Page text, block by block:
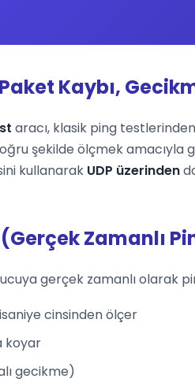
Kaybı,
aracı, klasik ping
şekilde ölçmek amacıyla
kullanarak UDP üzerinden
Zamanlı
gerçek zamanlı olarak
cinsinden ölçer
koyar
gecikme)